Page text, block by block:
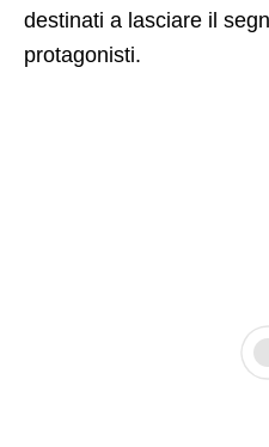
destinati a lasciare il
protagonisti.